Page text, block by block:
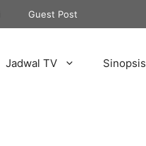
Guest Post
Jadwal TV Sinopsis